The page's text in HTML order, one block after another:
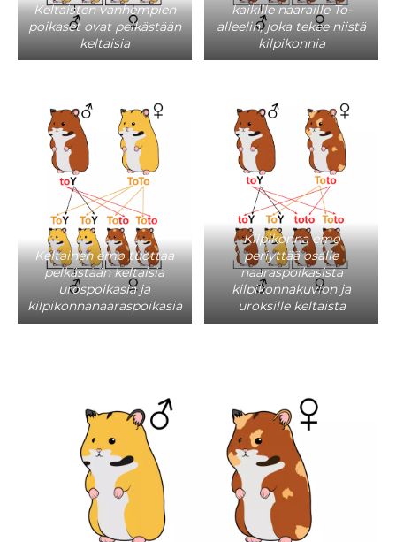
Keltaisten vanhempien
poikaset ovat pelkästään
keltaisia
kaikille naaraille To-
alleelin, joka tekee niistä
kilpikonnia
Keltainen emo tuottaa
pelkästään keltaisia
urospoikasia ja
kilpikonnanaaraspoikasia
Kilpikonna emo
periyttää osalle
naaraspoikasista
kilpikonnakuvion ja
uroksille keltaista